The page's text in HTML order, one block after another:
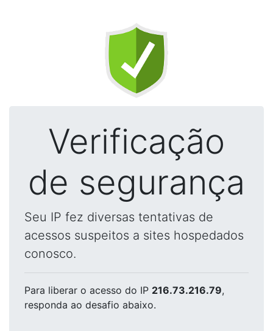
Verificação
de segurança
Seu IP fez diversas tentativas de
acessos suspeitos a sites hospedados
conosco.
Para liberar o acesso do IP 216.73.216.79,
responda ao desafio abaixo.